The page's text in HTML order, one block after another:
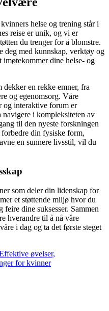
helse og trening står i
reise er unik, og vi er
du trenger for å blomstre.
deg med kunnskap, verktøy og
imøtekommer dine helse- og
en rekke emner, fra
og egenomsorg. Våre
og interaktive forum er
navigere i kompleksiteten av
til den nyeste forskningen
din fysiske form,
en sunnere livsstil, vil du
som deler din lidenskap for
et støttende miljø hvor du
dine suksesser. Sammen
hverandre til å nå våre
i dag og ta det første steget